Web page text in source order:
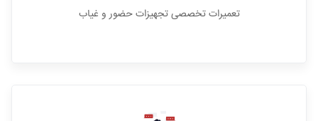
تعمیرات تخصصی تجهیزات حضور و غیاب